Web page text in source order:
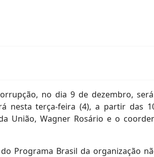
no dia 9 de dezembro,
nesta terça-feira (4), a partir
União, Wagner Rosário e o
Programa Brasil da organização